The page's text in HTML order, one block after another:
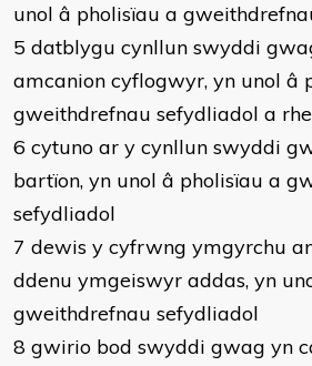
unol â pholisïau a
5 datblygu cynllun swyddi
amcanion cyflogwyr, yn unol â
gweithdrefnau sefydliadol a
6 cytuno ar y cynllun swyddi
bartïon, yn unol â pholisïau a
sefydliadol
7 dewis y cyfrwng ymgyrchu
ddenu ymgeiswyr addas, yn
gweithdrefnau sefydliadol
8 gwirio bod swyddi gwag yn